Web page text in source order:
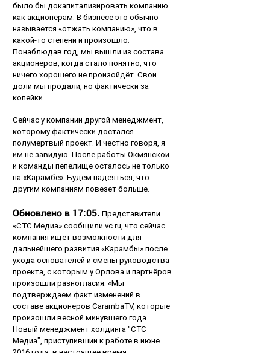
было бы докапитализировать компанию
как акционерам. В бизнесе это обычно
называется «отжать компанию», что в
какой-то степени и произошло.
Понаблюдав год, мы вышли из состава
акционеров, когда стало понятно, что
ничего хорошего не произойдёт. Свои
доли мы продали, но фактически за
копейки.
Сейчас у компании другой менеджмент,
которому фактически достался
полумертвый проект. И честно говоря, я
им не завидую. После работы Окмянской
и команды пепелище осталось не только
на «Карамбе». Будем надеяться, что
другим компаниям повезет больше.
Обновлено в 17:05. Представители
«СТС Медиа» сообщили vc.ru, что сейчас
компания ищет возможности для
дальнейшего развития «Карамбы» после
ухода основателей и смены руководства
проекта, с которым у Орлова и партнёров
произошли разногласия. «Мы
подтверждаем факт изменений в
составе акционеров CarambaTV, которые
произошли весной минувшего года.
Новый менеджмент холдинга "СТС
Медиа", приступивший к работе в июне